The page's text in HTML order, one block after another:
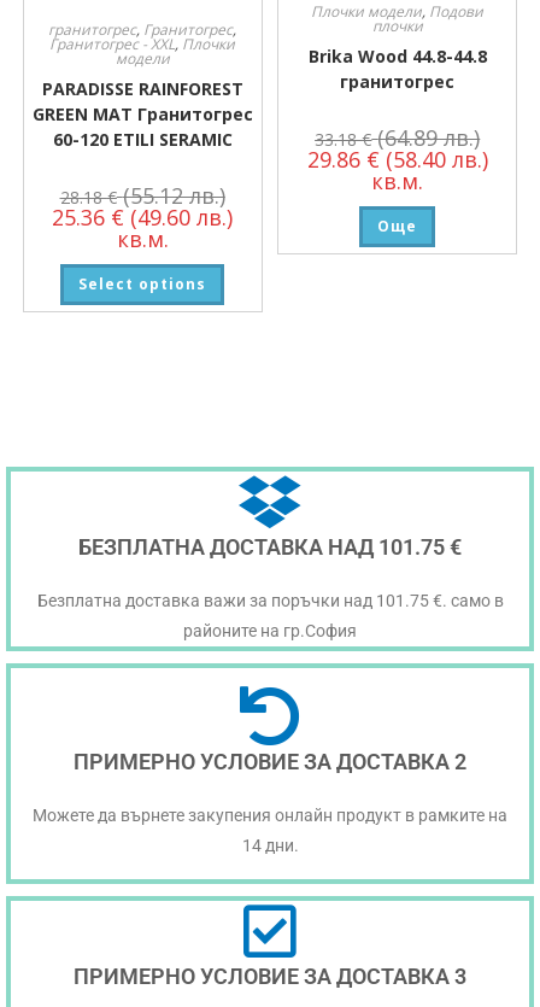
гранитогрес, Гранитогрес,
Гранитогрес - XXL, Плочки
модели
PARADISSE RAINFOREST
GREEN MAT Гранитогрес
60-120 ETILI SERAMIC
28.18€ (55.12 лв.)
25.36 € (49.60 лв.)
кв.м.
Select options
Плочки модели, Подови
плочки
Brika Wood 44.8-44.8
гранитогрес
33.18€ (64.89 лв.)
29.86 € (58.40 лв.)
кв.м.
Още
БЕЗПЛАТНА ДОСТАВКА НАД 101.75 €
Безплатна доставка важи за поръчки над 101.75 €. само в
районите на гр.София
ПРИМЕРНО УСЛОВИЕ ЗА ДОСТАВКА 2
Можете да върнете закупения онлайн продукт в рамките на
14 дни.
ПРИМЕРНО УСЛОВИЕ ЗА ДОСТАВКА 3